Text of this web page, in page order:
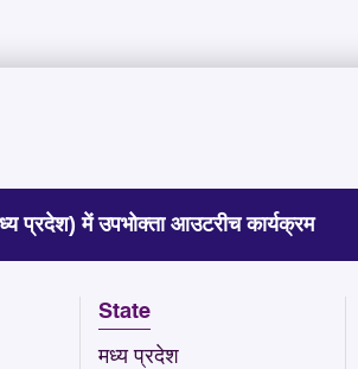
(मध्य प्रदेश) में उपभोक्ता आउटरीच कार्यक्रम
State
मध्य प्रदेश